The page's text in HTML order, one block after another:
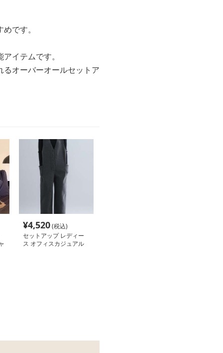
です。
イテムです。
オーバーオールセットア
¥4,520(税込)
セットアップ レディー
ス オフィスカジュアル